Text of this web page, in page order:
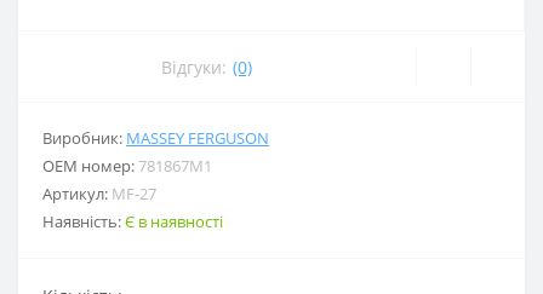
Відгуки: (0)
Виробник: MASSEY FERGUSON
ОЕМ номер:781867M1
Артикул: MF-27
Наявність:Є в наявності